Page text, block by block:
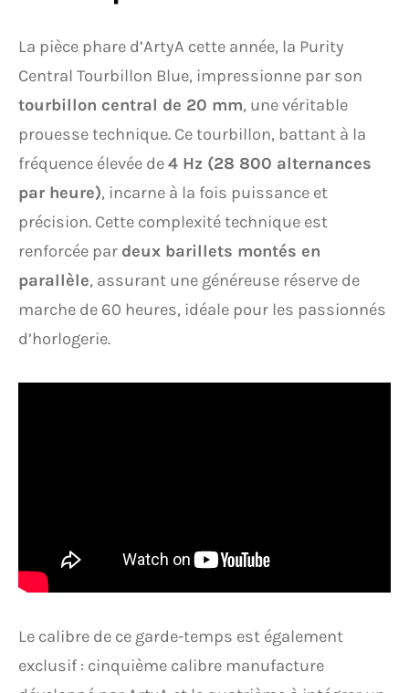
La pièce phare d’ArtyA cette année, la Purity
Central Tourbillon Blue, impressionne par son
tourbillon central de 20 mm, une véritable
prouesse technique. Ce tourbillon, battant à la
fréquence élevée de4 Hz (28 800 alternances
par heure), incarne à la fois puissance et
précision. Cette complexité technique est
renforcée par deux barillets montés en
parallèle, assurant une généreuse réserve de
marche de 60 heures, idéale pour les passionnés
d’horlogerie.
Le calibre de ce garde-temps est également
exclusif : cinquième calibre manufacture